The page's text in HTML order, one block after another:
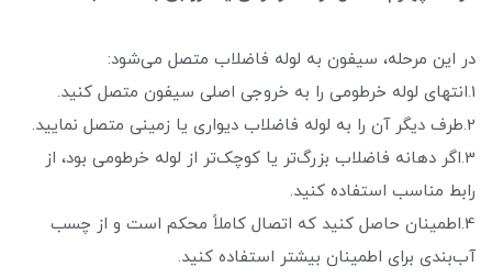
در این مرحله، سیفون به لوله فاضلاب متصل می‌شود:
1.انتهای لوله خرطومی را به خروجی اصلی سیفون متصل کنید.
2.طرف دیگر آن را به لوله فاضلاب دیواری یا زمینی متصل نمایید.
3.اگر دهانه فاضلاب بزرگ‌تر یا کوچک‌تر از لوله خرطومی بود، از
رابط مناسب استفاده کنید.
4.اطمینان حاصل کنید که اتصال کاملاً محکم است و از چسب
آب‌بندی برای اطمینان بیشتر استفاده کنید.